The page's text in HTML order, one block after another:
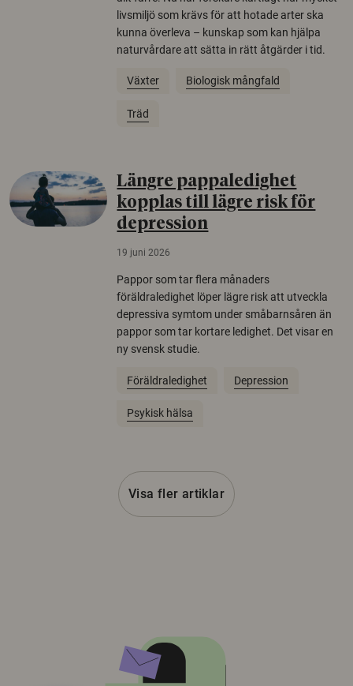
livsmiljö som krävs för att hotade arter ska
kunna överleva – kunskap som kan hjälpa
naturvårdare att sätta in rätt åtgärder i tid.
Växter Biologisk mångfald
Träd
Längre pappaledighet
kopplas till lägre risk för
depression
19 juni 2026
Pappor som tar flera månaders
föräldraledighet löper lägre risk att utveckla
depressiva symtom under småbarnsåren än
pappor som tar kortare ledighet. Det visar en
ny svensk studie.
Föräldraledighet Depression
Psykisk hälsa
Visa fler artiklar